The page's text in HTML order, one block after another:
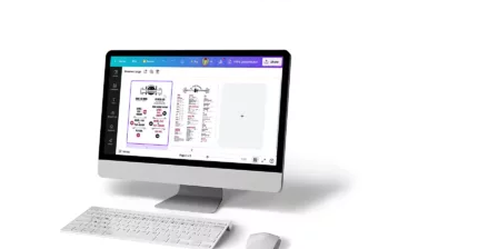
Bureautique
Formation